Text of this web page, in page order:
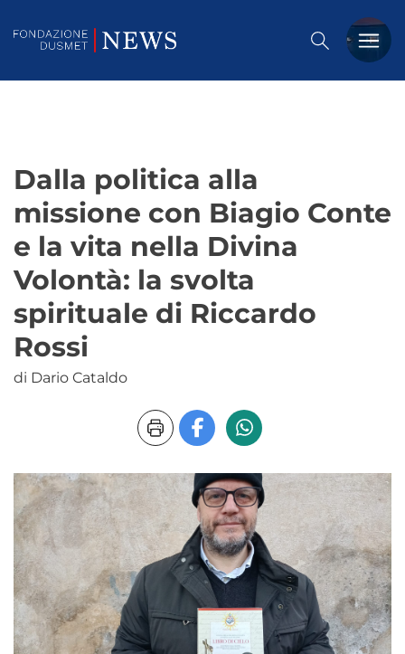
PREMIO DUSMET
OSSERVATORIO
EVENTI
CHI SIAMO
Dalla politica alla
missione con Biagio Conte
e la vita nella Divina
Volontà: la svolta
spirituale di Riccardo
Rossi
di Dario Cataldo